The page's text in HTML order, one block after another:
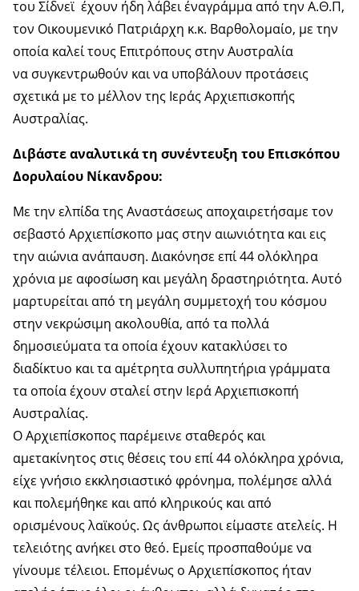
του Σίδνεϊ έχουν ήδη λάβει έναγράμμα από την Α.Θ.Π,
τον Οικουμενικό Πατριάρχη κ.κ. Βαρθολομαίο, με την
οποία καλεί τους Επιτρόπους στην Αυστραλία
να συγκεντρωθούν και να υποβάλουν προτάσεις
σχετικά με το μέλλον της Ιεράς Αρχιεπισκοπής
Αυστραλίας.
Διβάστε αναλυτικά τη συνέντευξη του Επισκόπου
Δορυλαίου Νίκανδρου:
Με την ελπίδα της Αναστάσεως αποχαιρετήσαμε τον
σεβαστό Αρχιεπίσκοπο μας στην αιωνιότητα και εις
την αιώνια ανάπαυση. Διακόνησε επί 44 ολόκληρα
χρόνια με αφοσίωση και μεγάλη δραστηριότητα. Αυτό
μαρτυρείται από τη μεγάλη συμμετοχή του κόσμου
στην νεκρώσιμη ακολουθία, από τα πολλά
δημοσιεύματα τα οποία έχουν κατακλύσει το
διαδίκτυο και τα αμέτρητα συλλυπητήρια γράμματα
τα οποία έχουν σταλεί στην Ιερά Αρχιεπισκοπή
Αυστραλίας.
Ο Αρχιεπίσκοπος παρέμεινε σταθερός και
αμετακίνητος στις θέσεις του επί 44 ολόκληρα χρόνια,
είχε γνήσιο εκκλησιαστικό φρόνημα, πολέμησε αλλά
και πολεμήθηκε και από κληρικούς και από
ορισμένους λαϊκούς. Ως άνθρωποι είμαστε ατελείς. Η
τελειότης ανήκει στο θεό. Εμείς προσπαθούμε να
γίνουμε τέλειοι. Επομένως ο Αρχιεπίσκοπος ήταν